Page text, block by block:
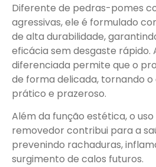
Diferente de pedras-pomes
agressivas, ele é formulado
de alta durabilidade,
eficácia sem desgaste rápido.
diferenciada permite que o
de forma delicada, tornando o
prático e prazeroso.
Além da função estética, o
removedor contribui para a
prevenindo rachaduras,
surgimento de calos futuros.